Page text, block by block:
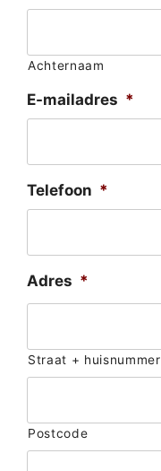
Achternaam
E-mailadres *
Telefoon *
Adres *
Straat + huisnummer
Postcode